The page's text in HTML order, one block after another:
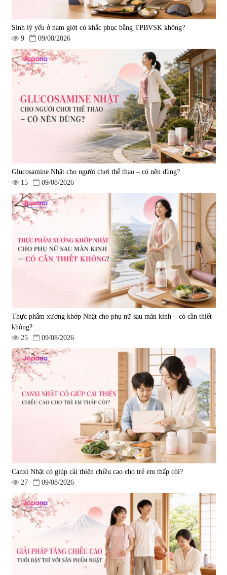
Viên uống bổ gan Ribeto Shoji
Hepaclean 60 viên
690.000 đ
Viên uống hỗ trợ cải thiện thoát
vị đĩa đệm Kyoto Has 30 viên
|14.560
1.600.000 đ
Viên uống hỗ trợ giấc ngủ Fujina
Sleepy Nhật Bản 80 viên
Viên uống phòng ngừa & hỗ trợ
điều trị đột quỵ Biken Kinase
Gold 60 viên
|0
1.570.000 đ
Sinh lý yếu ở nam giới có khắc phục bằng TPBVSK không?
9
09/08/2026
Glucosamine Nhật cho người chơi thể thao – có nên dùng?
15
09/08/2026
Thực phẩm xương khớp Nhật cho phụ nữ sau mãn kinh – có cần thiết
không?
25
09/08/2026
Canxi Nhật có giúp cải thiện chiều cao cho trẻ em thấp còi?
27
09/08/2026